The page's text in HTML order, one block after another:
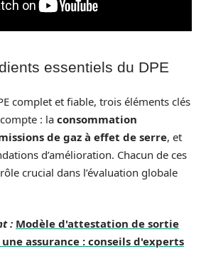
essentiels du DPE
complet et fiable, trois éléments clés
: la consommation
de gaz à effet de serre, et
d’amélioration. Chacun de ces
crucial dans l’évaluation globale
: Modèle d'attestation de sortie
assurance : conseils d'experts